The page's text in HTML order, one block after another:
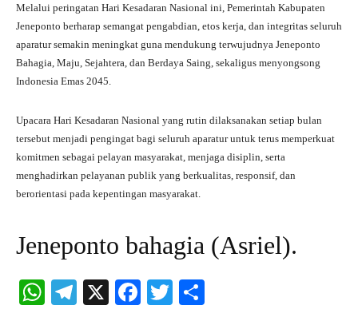
Melalui peringatan Hari Kesadaran Nasional ini, Pemerintah Kabupaten
Jeneponto berharap semangat pengabdian, etos kerja, dan integritas seluruh
aparatur semakin meningkat guna mendukung terwujudnya Jeneponto
Bahagia, Maju, Sejahtera, dan Berdaya Saing, sekaligus menyongsong
Indonesia Emas 2045.
Upacara Hari Kesadaran Nasional yang rutin dilaksanakan setiap bulan
tersebut menjadi pengingat bagi seluruh aparatur untuk terus memperkuat
komitmen sebagai pelayan masyarakat, menjaga disiplin, serta
menghadirkan pelayanan publik yang berkualitas, responsif, dan
berorientasi pada kepentingan masyarakat.
Jeneponto bahagia (Asriel).
W
Te X
Fa
T